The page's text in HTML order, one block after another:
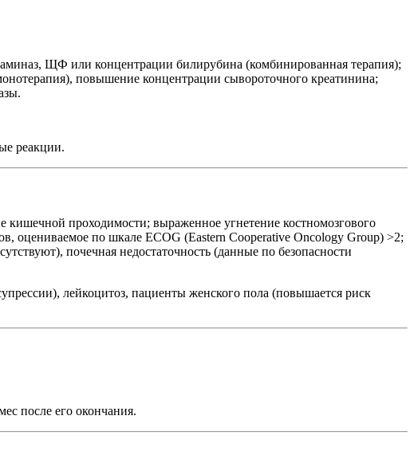
ЩФ или концентрации билирубина (комбинированная терапия);
повышение концентрации сывороточного креатинина;
реакции.
проходимости; выраженное угнетение костномозгового
оцениваемое по шкале ECOG (Eastern Cooperative Oncology Group) >2;
почечная недостаточность (данные по безопасности
лейкоцитоз, пациенты женского пола (повышается риск
после его окончания.